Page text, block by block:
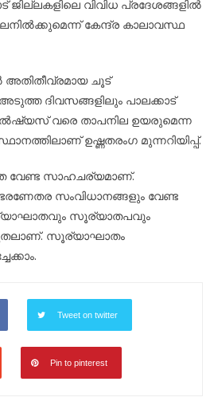
വിവിധ പ്രദേശങ്ങളിൽ
കേന്ദ്ര കാലാവസ്ഥ
അതിതീവ്രമായ ചൂട്
അടുത്ത ദിവസങ്ങളിലും പാലക്കാട്
വരെ താപനില ഉയരുമെന്ന
ഉഷ്ണതരംഗ മുന്നറിയിപ്പ്.
വേണ്ട സാഹചര്യമാണ്.
സംവിധാനങ്ങളും വേണ്ട
സൂര്യാതപവും
സൂര്യാഘാതം
Tweet on twitter
Pin to pinterest